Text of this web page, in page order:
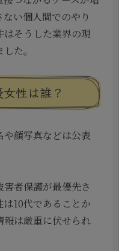
い個人間でのやり
そうした業界の現
た。
性は誰？
顔写真などは公表
者保護が最優先さ
10代であることか
報は厳重に伏せられ